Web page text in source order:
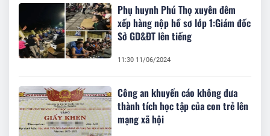
Phụ huynh Phú Thọ xuyên đêm
xếp hàng nộp hồ sơ lớp 1:Giám đốc
Sở GD&ĐT lên tiếng
11:30 11/06/2024
Công an khuyến cáo không đưa
thành tích học tập của con trẻ lên
mạng xã hội